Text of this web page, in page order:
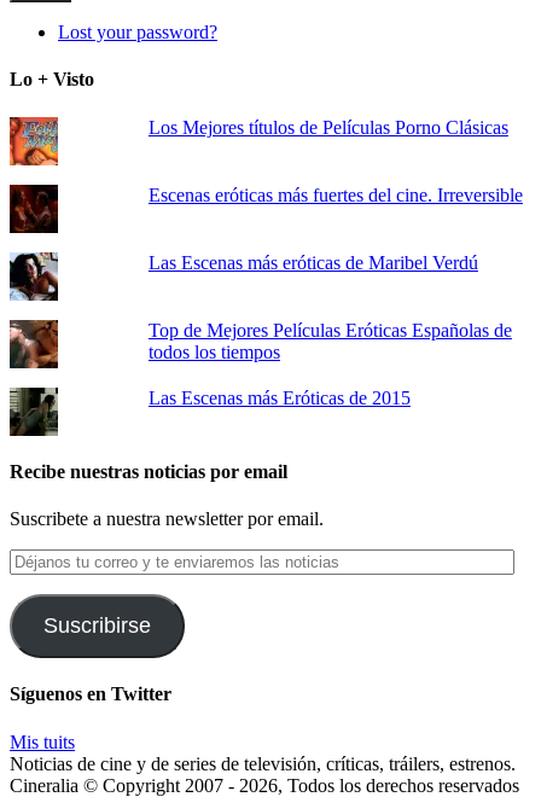
Lost your password?
Lo + Visto
Los Mejores títulos de Películas Porno Clásicas
Escenas eróticas más fuertes del cine. Irreversible
Las Escenas más eróticas de Maribel Verdú
Top de Mejores Películas Eróticas Españolas de
todos los tiempos
Las Escenas más Eróticas de 2015
Recibe nuestras noticias por email
Suscribete a nuestra newsletter por email.
Déjanos
tu
correo
y
te
las
noticias
Suscribirse
Síguenos en Twitter
Mis tuits
Noticias de cine y de series de televisión, críticas, tráilers, estrenos.
Cineralia © Copyright 2007 - 2026, Todos los derechos reservados